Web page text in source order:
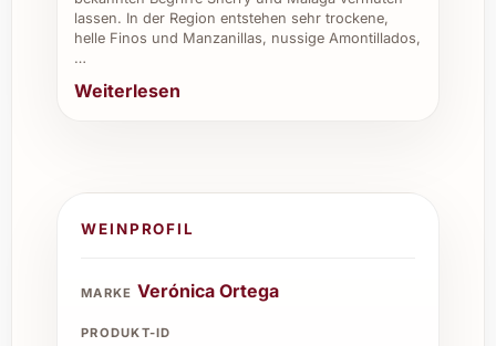
lassen. In der Region entstehen sehr trockene,
helle Finos und Manzanillas, nussige Amontillados,
…
Weiterlesen
WEINPROFIL
MARKE Verónica Ortega
PRODUKT-ID